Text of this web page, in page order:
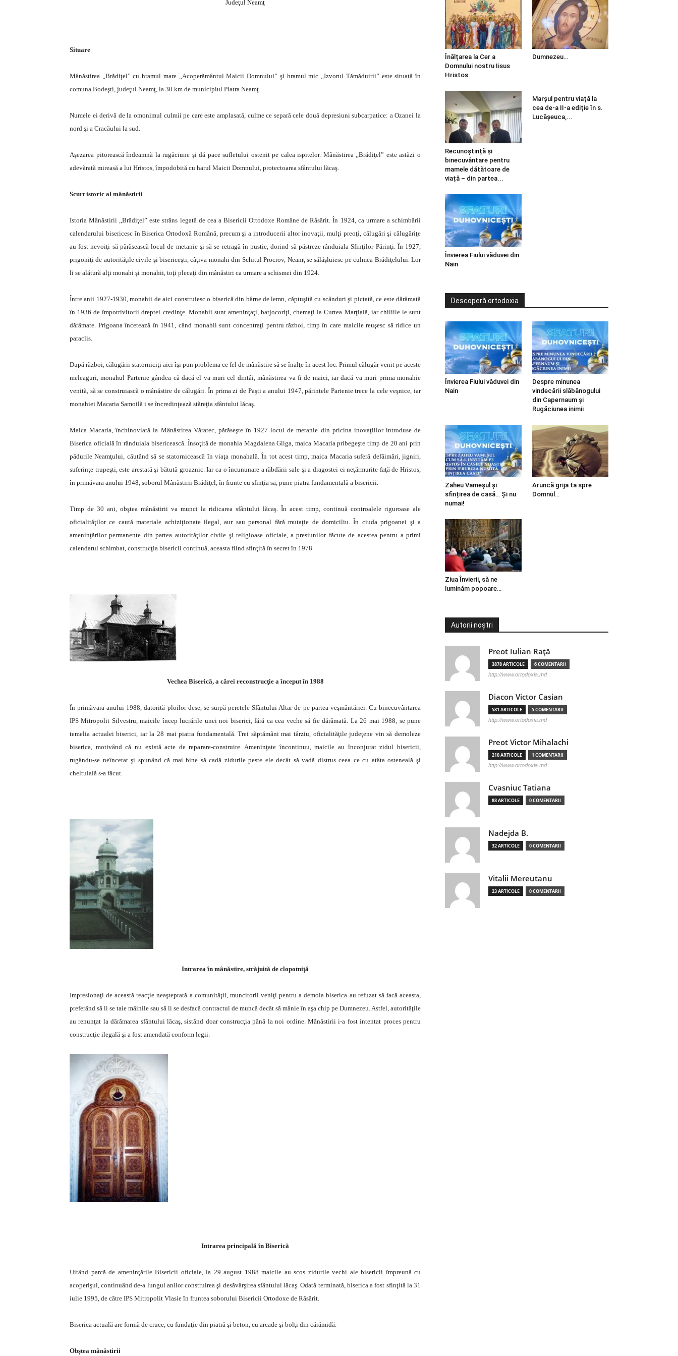
Judeţul Neamţ
Situare
Mânăstirea „Brădiţel” cu hramul mare ,,Acoperământul Maicii Domnului” şi hramul mic „Izvorul Tămăduirii” este situată în
comuna Bodeşti, judeţul Neamţ, la 30 km de municipiul Piatra Neamţ.
Numele ei derivă de la omonimul culmii pe care este amplasată, culme ce separă cele două depresiuni subcarpatice: a Ozanei la
nord şi a Cracăului la sud.
Aşezarea pitorească îndeamnă la rugăciune şi dă pace sufletului ostenit pe calea ispitelor. Mânăstirea ,,Brădiţel” este astăzi o
adevărată mireasă a lui Hristos, împodobită cu harul Maicii Domnului, protectoarea sfântului lăcaş.
Scurt istoric al mânăstirii
Istoria Mânăstirii ,,Brădiţel” este strâns legată de cea a Bisericii Ortodoxe Române de Răsărit. În 1924, ca urmare a schimbării
calendarului bisericesc în Biserica Ortodoxă Română, precum şi a introducerii altor inovaţii, mulţi preoţi, călugări şi călugăriţe
au fost nevoiţi să părăsească locul de metanie şi să se retragă în pustie, dorind să păstreze rânduiala Sfinţilor Părinţi. În 1927,
prigoniţi de autorităţile civile şi bisericeşti, câţiva monahi din Schitul Procrov, Neamţ se sălăşluiesc pe culmea Brădiţelului. Lor
li se alătură alţi monahi şi monahii, toţi plecaţi din mânăstiri ca urmare a schismei din 1924.
Între anii 1927-1930, monahii de aici construiesc o biserică din bârne de lemn, căptuşită cu scânduri şi pictată, ce este dărâmată
în 1936 de împotrivitorii dreptei credinţe. Monahii sunt ameninţaţi, batjocoriţi, chemaţi la Curtea Marţială, iar chiliile le sunt
dărâmate. Prigoana încetează în 1941, când monahii sunt concentraţi pentru război, timp în care maicile reuşesc să ridice un
paraclis.
După război, călugării statorniciţi aici îşi pun problema ce fel de mânăstire să se înalţe în acest loc. Primul călugăr venit pe aceste
meleaguri, monahul Partenie gândea că dacă el va muri cel dintâi, mânăstirea va fi de maici, iar dacă va muri prima monahie
venită, să se construiască o mânăstire de călugări. În prima zi de Paşti a anului 1947, părintele Partenie trece la cele veşnice, iar
monahiei Macaria Samoilă i se încredinţează stăreţia sfântului lăcaş.
Maica Macaria, închinoviată la Mânăstirea Văratec, părăseşte în 1927 locul de metanie din pricina inovaţiilor introduse de
Biserica oficială în rânduiala bisericească. Însoţită de monahia Magdalena Gliga, maica Macaria pribegeşte timp de 20 ani prin
pădurile Neamţului, căutând să se statornicească în viaţa monahală. În tot acest timp, maica Macaria suferă defăimări, jigniri,
suferinţe trupeşti, este arestată şi bătută groaznic. Iar ca o încununare a răbdării sale şi a dragostei ei neţărmurite faţă de Hristos,
în primăvara anului 1948, soborul Mânăstirii Brădiţel, în frunte cu sfinţia sa, pune piatra fundamentală a bisericii.
Timp de 30 ani, obştea mânăstirii va munci la ridicarea sfântului lăcaş. În acest timp, continuă controalele riguroase ale
oficialităţilor ce caută materiale achiziţionate ilegal, aur sau personal fără mutaţie de domiciliu. În ciuda prigoanei şi a
ameninţărilor permanente din partea autorităţilor civile şi religioase oficiale, a presiunilor făcute de acestea pentru a primi
calendarul schimbat, construcţia bisericii continuă, aceasta fiind sfinţită în secret în 1978.
Vechea Biserică, a cărei reconstrucţie a început în 1988
În primăvara anului 1988, datorită ploilor dese, se surpă peretele Sfântului Altar de pe partea veşmântăriei. Cu binecuvântarea
IPS Mitropolit Silvestru, maicile încep lucrările unei noi biserici, fără ca cea veche să fie dărâmată. La 26 mai 1988, se pune
temelia actualei biserici, iar la 28 mai piatra fundamentală. Trei săptămâni mai târziu, oficialităţile judeţene vin să demoleze
biserica, motivând că nu există acte de reparare-construire. Ameninţate încontinuu, maicile au înconjurat zidul bisericii,
rugându-se neîncetat şi spunând că mai bine să cadă zidurile peste ele decât să vadă distrus ceea ce cu atâta osteneală şi
cheltuială s-a făcut.
Intrarea în mânăstire, străjuită de clopotniţă
Impresionaţi de această reacţie neaşteptată a comunităţii, muncitorii veniţi pentru a demola biserica au refuzat să facă aceasta,
preferând să li se taie mâinile sau să li se desfacă contractul de muncă decât să mânie în aşa chip pe Dumnezeu. Astfel, autorităţile
au renunţat la dărâmarea sfântului lăcaş, sistând doar construcţia până la noi ordine. Mânăstirii i-a fost intentat proces pentru
construcţie ilegală şi a fost amendată conform legii.
Intrarea principală în Biserică
Uitând parcă de ameninţările Bisericii oficiale, la 29 august 1988 maicile au scos zidurile vechi ale bisericii împreună cu
acoperişul, continuând de-a lungul anilor construirea şi desăvârşirea sfântului lăcaş. Odată terminată, biserica a fost sfinţită la 31
iulie 1995, de către IPS Mitropolit Vlasie în fruntea soborului Bisericii Ortodoxe de Răsărit.
Biserica actuală are formă de cruce, cu fundaţie din piatră şi beton, cu arcade şi bolţi din cărămidă.
Obştea mânăstirii
Înălțarea la Cer a
Domnului nostru Iisus
Hristos
Dumnezeu…
Recunoștință și
binecuvântare pentru
mamele dătătoare de
viață – din partea...
Marșul pentru viață la
cea de-a II-a ediție în s.
Lucășeuca,...
Învierea Fiului văduvei din
Nain
Descoperă ortodoxia
Învierea Fiului văduvei din
Nain
Despre minunea
vindecării slăbănogului
din Capernaum și
Rugăciunea inimii
Zaheu Vameșul și
sfințirea de casă… Și nu
numai!
Aruncă grija ta spre
Domnul…
Ziua Învierii, să ne
luminăm popoare…
Autorii noștri
Preot Iulian Raţă
3878 ARTICOLE 6 COMENTARII
http://www.ortodoxia.md
Diacon Victor Casian
581 ARTICOLE 5 COMENTARII
http://www.ortodoxia.md
Preot Victor Mihalachi
210 ARTICOLE 1 COMENTARII
http://www.ortodoxia.md
Cvasniuc Tatiana
88 ARTICOLE 0 COMENTARII
Nadejda B.
32 ARTICOLE 0 COMENTARII
Vitalii Mereutanu
23 ARTICOLE 0 COMENTARII